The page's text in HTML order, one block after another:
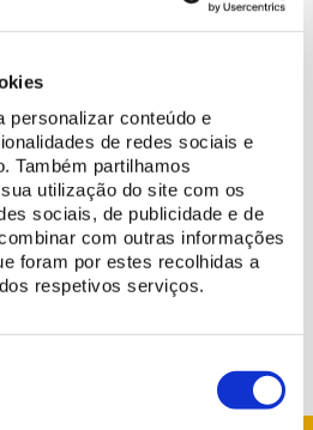
personalizar conteúdo e
de redes sociais e
Também partilhamos
utilização do site com os
sociais, de publicidade e de
com outras informações
foram por estes recolhidas a
respetivos serviços.
Musique duPalais National de
et vous remercions de